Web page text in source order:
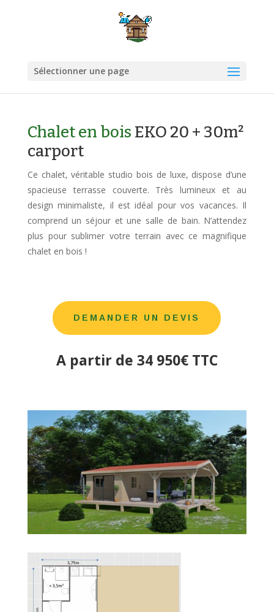
Sélectionner une page
Chalet en bois EKO 20 + 30m²
carport
Ce chalet, véritable studio bois de luxe, dispose d’une
spacieuse terrasse couverte. Très lumineux et au
design minimaliste, il est idéal pour vos vacances. Il
comprend un séjour et une salle de bain. N’attendez
plus pour sublimer votre terrain avec ce magnifique
chalet en bois !
DEMANDER UN DEVIS
A partir de 34 950€ TTC